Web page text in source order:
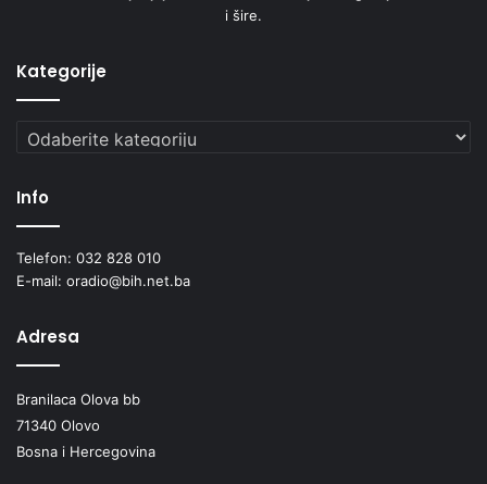
i šire.
Kategorije
Kategorije
Info
Telefon: 032 828 010
E-mail: oradio@bih.net.ba
Adresa
Branilaca Olova bb
71340 Olovo
Bosna i Hercegovina